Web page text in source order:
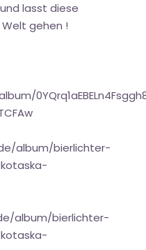
lasst diese
Welt gehen !
album/bierlichter-
album/bierlichter-